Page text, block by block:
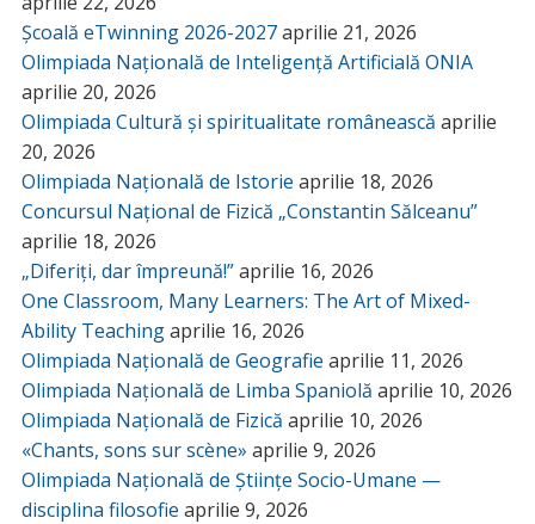
Școală eTwinning 2026-2027aprilie 21, 2026
Olimpiada Națională de Inteligență Artificială ONIA
aprilie 20, 2026
Olimpiada Cultură și spiritualitate românească aprilie
20, 2026
Olimpiada Națională de Istorie aprilie 18, 2026
Concursul Național de Fizică „Constantin Sălceanu”
aprilie 18, 2026
„Diferiți, dar împreună!”aprilie 16, 2026
One Classroom, Many Learners: The Art of Mixed-
Ability Teachingaprilie 16, 2026
Olimpiada Națională de Geografie aprilie 11, 2026
Olimpiada Națională de Limba Spaniolă aprilie 10, 2026
Olimpiada Națională de Fizică aprilie 10, 2026
«Chants, sons sur scène» aprilie 9, 2026
Olimpiada Națională de Științe Socio-Umane —
disciplina filosofie aprilie 9, 2026